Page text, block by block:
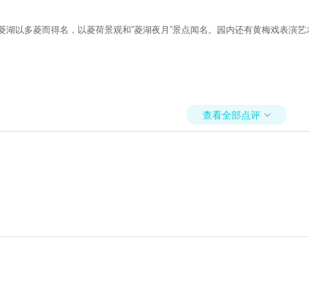
以多菱而得名，以菱荷景观和”菱湖夜月”景点闻名。园内还有黄梅戏表
查看全部点评 